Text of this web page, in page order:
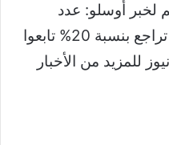
لخبر أوسلو: عدد
القوات الروسية قرب حدودنا تراجع بنسبة 20% تابعوا